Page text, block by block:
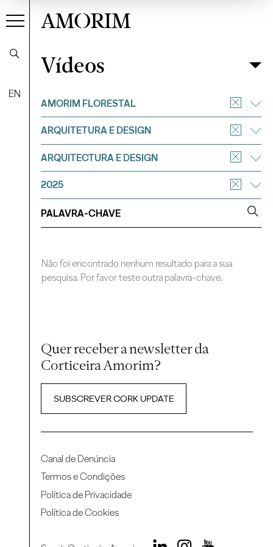
EN
AMORIM
VídeosFiltrar
Vídeos
AMORIM FLORESTAL
ARQUITETURA E DESIGN
ARQUITECTURA E DESIGN
2025
Não foi encontrado nenhum resultado para a sua
pesquisa. Por favor teste outra palavra-chave.
Quer receber a newsletter da
Corticeira Amorim?
SUBSCREVER CORK UPDATE
Canal de Denúncia
Termos e Condições
Política de Privacidade
Política de Cookies